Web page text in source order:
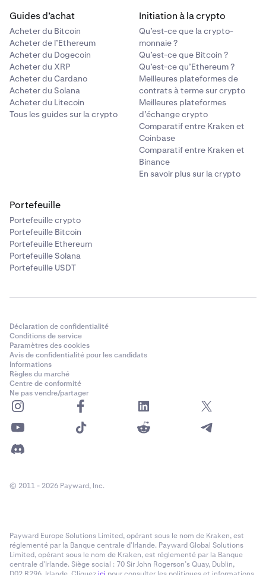
Guides d’achat
Acheter du Bitcoin
Acheter de l’Ethereum
Acheter du Dogecoin
Acheter du XRP
Acheter du Cardano
Acheter du Solana
Acheter du Litecoin
Tous les guides sur la crypto
Initiation à la crypto
Qu’est-ce que la crypto-
monnaie ?
Qu’est-ce que Bitcoin ?
Qu’est-ce qu’Ethereum ?
Meilleures plateformes de
contrats à terme sur crypto
Meilleures plateformes
d’échange crypto
Comparatif entre Kraken et
Coinbase
Comparatif entre Kraken et
Binance
En savoir plus sur la crypto
Portefeuille
Portefeuille crypto
Portefeuille Bitcoin
Portefeuille Ethereum
Portefeuille Solana
Portefeuille USDT
Déclaration de confidentialité
Conditions de service
Paramètres des cookies
Avis de confidentialité pour les candidats
Informations
Règles du marché
Centre de conformité
Ne pas vendre/partager
© 2011 - 2026 Payward, Inc.
Payward Europe Solutions Limited, opérant sous le nom de Kraken, est
réglementé par la Banque centrale d’Irlande. Payward Global Solutions
Limited, opérant sous le nom de Kraken, est réglementé par la Banque
centrale d’Irlande. Siège social : 70 Sir John Rogerson’s Quay, Dublin,